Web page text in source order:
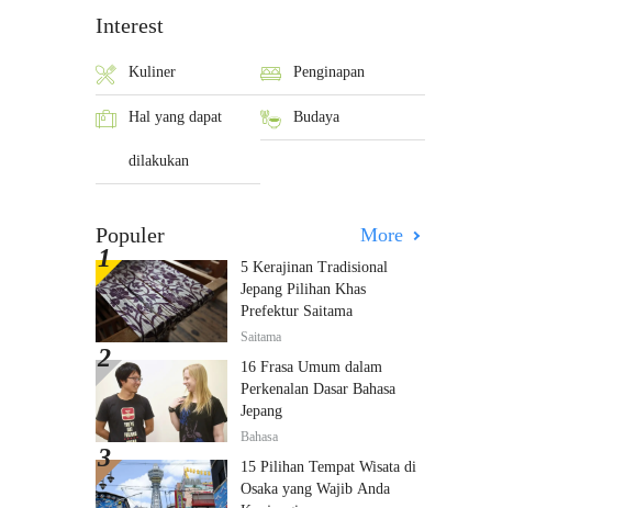
Interest
Kuliner Penginapan
Hal yang dapat
dilakukan
Budaya
Populer More
5 Kerajinan Tradisional
Jepang Pilihan Khas
Prefektur Saitama
Saitama
16 Frasa Umum dalam
Perkenalan Dasar Bahasa
Jepang
Bahasa
15 Pilihan Tempat Wisata di
Osaka yang Wajib Anda